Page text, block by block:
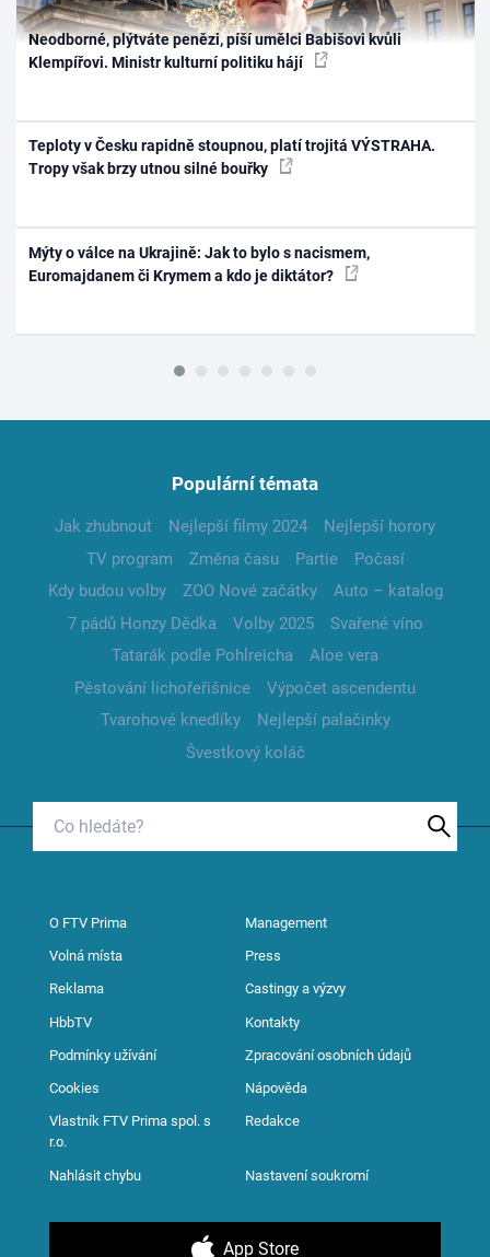
Neodborné, plýtváte penězi, píší umělci Babišovi kvůli
Klempířovi. Ministr kulturní politiku hájí
Teploty v Česku rapidně stoupnou, platí trojitá VÝSTRAHA.
Tropy však brzy utnou silné bouřky
Mýty o válce na Ukrajině: Jak to bylo s nacismem,
Euromajdanem či Krymem a kdo je diktátor?
Populární témata
Jak zhubnout Nejlepší filmy 2024
Nejlepší horory
TV program
Změna času Partie
Počasí
Kdy budou volby
ZOO Nové začátky
Auto – katalog
7 pádů Honzy Dědka
Volby 2025
Svařené víno
Tatarák podle Pohlreicha
Aloe vera
Pěstování lichořeřišnice
Výpočet ascendentu
Tvarohové knedlíky
Nejlepší palačinky
Švestkový koláč
O FTV Prima Management
Volná místa Press
Reklama Castingy a výzvy
HbbTV Kontakty
Podmínky užívání Zpracování osobních údajů
Cookies Nápověda
Vlastník FTV Prima spol. s
r.o.
Redakce
Nahlásit chybu Nastavení soukromí
App Store